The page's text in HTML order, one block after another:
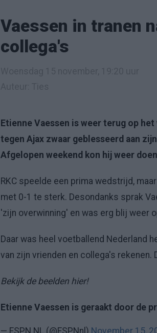
Vaessen in tranen
collega's
Etienne Vaessen is weer terug op
tegen Ajax zwaar geblesseerd aan
Afgelopen weekend kon hij weer
RKC speelde een prima wedstrijd,
met 0-1 te sterk. Desondanks sprak
'zijn overwinning' en was erg blij weer
Daar was heel voetballend Nederland
van zijn vrienden en collega's rekenen.
Bekijk de beelden hier!
Etienne Vaessen is geraakt door de
— ESPN NL (@ESPNnl) November 15,